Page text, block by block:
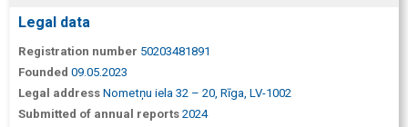
Legal data
Registration number 50203481891
Founded 09.05.2023
Legal address Nometņu iela 32 – 20, Rīga, LV-1002
Submitted of annual reports 2024